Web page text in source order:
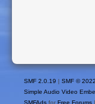
SMF 2.0.19 | SMF © 2022
Simple Audio Video
SMFAds for Free Forums |